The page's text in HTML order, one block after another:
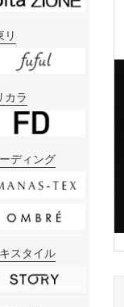
リ
カラ
ディング
スタイル